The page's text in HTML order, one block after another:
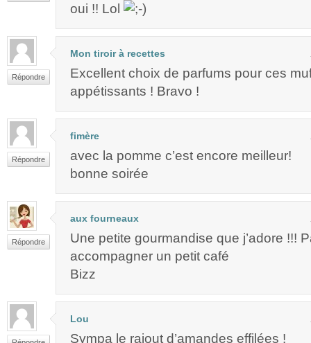
oui !! Lol
Répondre
Mon tiroir à recettes
Excellent choix de parfums pour ces
appétissants ! Bravo !
Répondre
fimère
avec la pomme c’est encore meilleur!
bonne soirée
Répondre
aux fourneaux
Une petite gourmandise que j’adore !!!
accompagner un petit café
Bizz
Lou
Sympa le rajout d’amandes effilées !